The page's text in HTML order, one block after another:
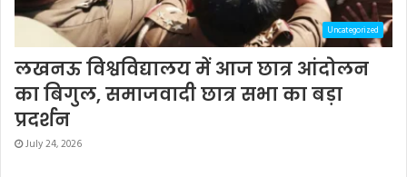
Uncategorized
लखनऊ विश्वविद्यालय में आज छात्र आंदोलन
का बिगुल, समाजवादी छात्र सभा का बड़ा
प्रदर्शन
July 24, 2026